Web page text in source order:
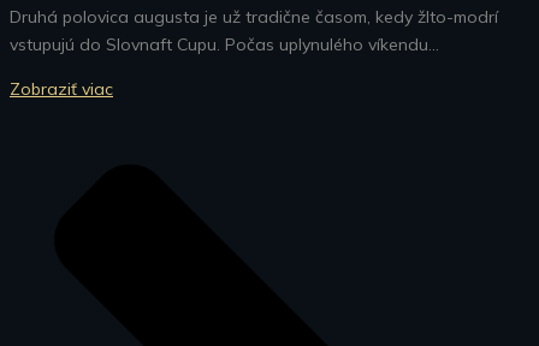
Druhá polovica augusta je už tradične časom, kedy žlto-modrí
vstupujú do Slovnaft Cupu. Počas uplynulého víkendu...
Zobraziť viac